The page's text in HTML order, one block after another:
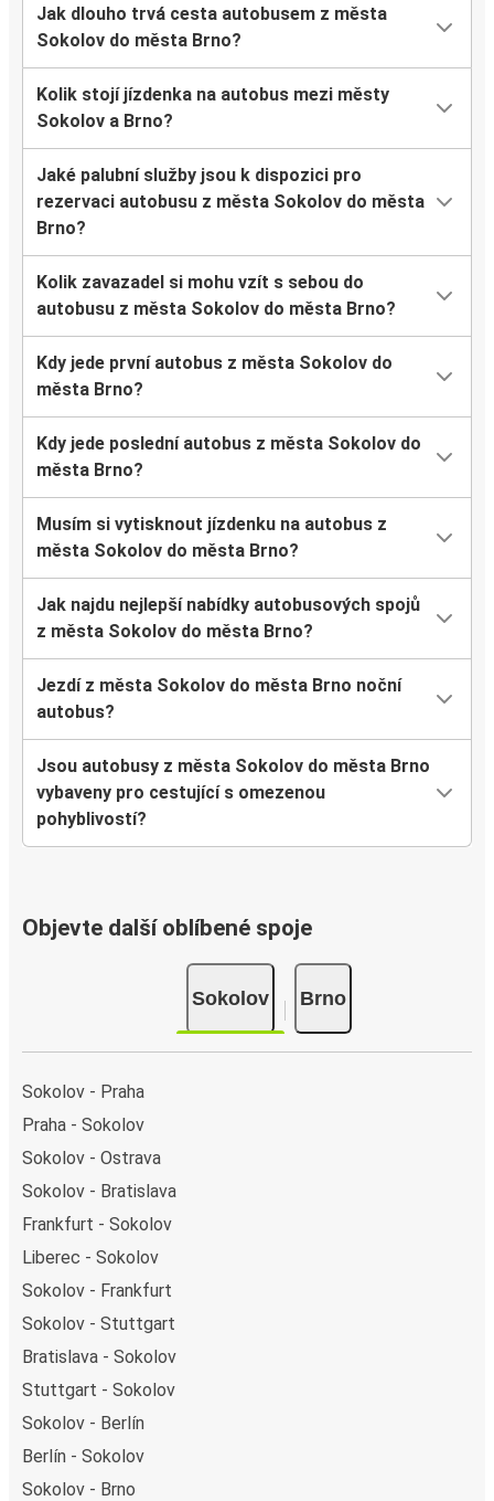
Jak dlouho trvá cesta autobusem z města
Sokolov do města Brno?
Kolik stojí jízdenka na autobus mezi městy
Sokolov a Brno?
Jaké palubní služby jsou k dispozici pro
rezervaci autobusu z města Sokolov do města
Brno?
Kolik zavazadel si mohu vzít s sebou do
autobusu z města Sokolov do města Brno?
Kdy jede první autobus z města Sokolov do
města Brno?
Kdy jede poslední autobus z města Sokolov do
města Brno?
Musím si vytisknout jízdenku na autobus z
města Sokolov do města Brno?
Jak najdu nejlepší nabídky autobusových spojů
z města Sokolov do města Brno?
Jezdí z města Sokolov do města Brno noční
autobus?
Jsou autobusy z města Sokolov do města Brno
vybaveny pro cestující s omezenou
pohyblivostí?
Objevte další oblíbené spoje
Sokolov Brno
Sokolov - Praha
Praha - Sokolov
Sokolov - Ostrava
Sokolov - Bratislava
Frankfurt - Sokolov
Liberec - Sokolov
Sokolov - Frankfurt
Sokolov - Stuttgart
Bratislava - Sokolov
Stuttgart - Sokolov
Sokolov - Berlín
Berlín - Sokolov
Sokolov - Brno